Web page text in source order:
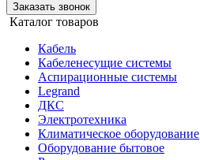
Заказать звонок
Каталог товаров
Кабель
Кабеленесущие системы
Аспирационные системы
Legrand
ДКС
Электротехника
Климатическое оборудование
Оборудование бытовое